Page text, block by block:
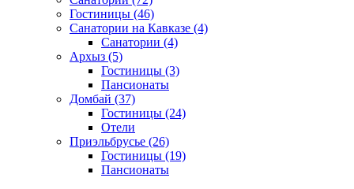
Гостиницы (46)
Санатории на Кавказе (4)
Санатории (4)
Архыз (5)
Гостиницы (3)
Пансионаты
Домбай (37)
Гостиницы (24)
Отели
Приэльбрусье (26)
Гостиницы (19)
Пансионаты